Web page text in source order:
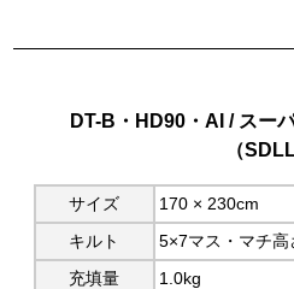
DT-B・HD90・AI / スー
（SDLL
サイズ
170 × 230cm
キルト
5×7マス・マチ
充填量
1.0kg